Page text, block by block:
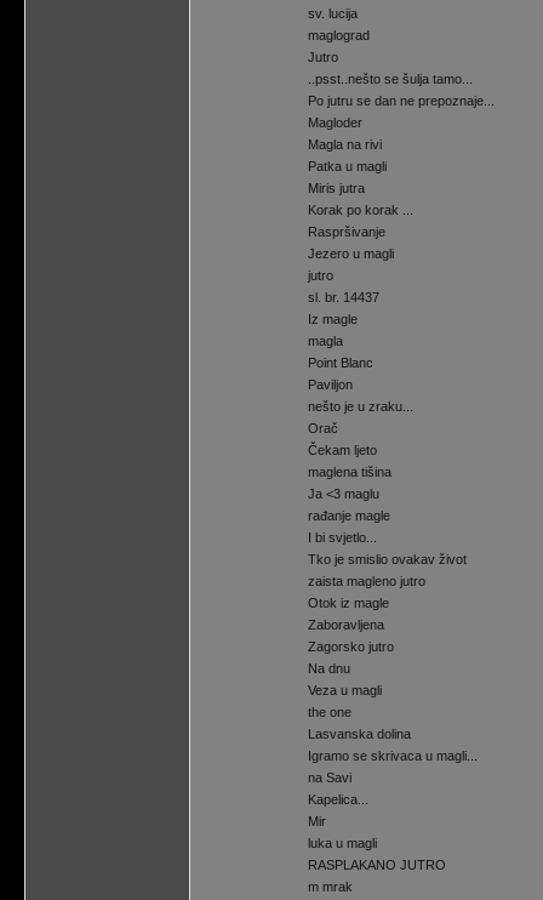
sv. lucija
maglograd
Jutro
..psst..nešto se šulja tamo...
Po jutru se dan ne prepoznaje...
Magloder
Magla na rivi
Patka u magli
Miris jutra
Korak po korak ...
Raspršivanje
Jezero u magli
jutro
sl. br. 14437
Iz magle
magla
Point Blanc
Paviljon
nešto je u zraku...
Orač
Čekam ljeto
maglena tišina
Ja <3 maglu
rađanje magle
I bi svjetlo...
Tko je smislio ovakav život
zaista magleno jutro
Otok iz magle
Zaboravljena
Zagorsko jutro
Na dnu
Veza u magli
the one
Lasvanska dolina
Igramo se skrivaca u magli...
na Savi
Kapelica...
Mir
luka u magli
RASPLAKANO JUTRO
m mrak